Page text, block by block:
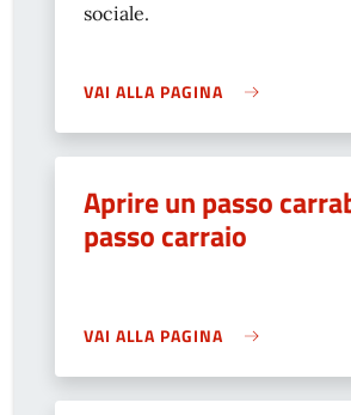
sociale.
VAI ALLA PAGINA
Aprire un passo
passo carraio
VAI ALLA PAGINA